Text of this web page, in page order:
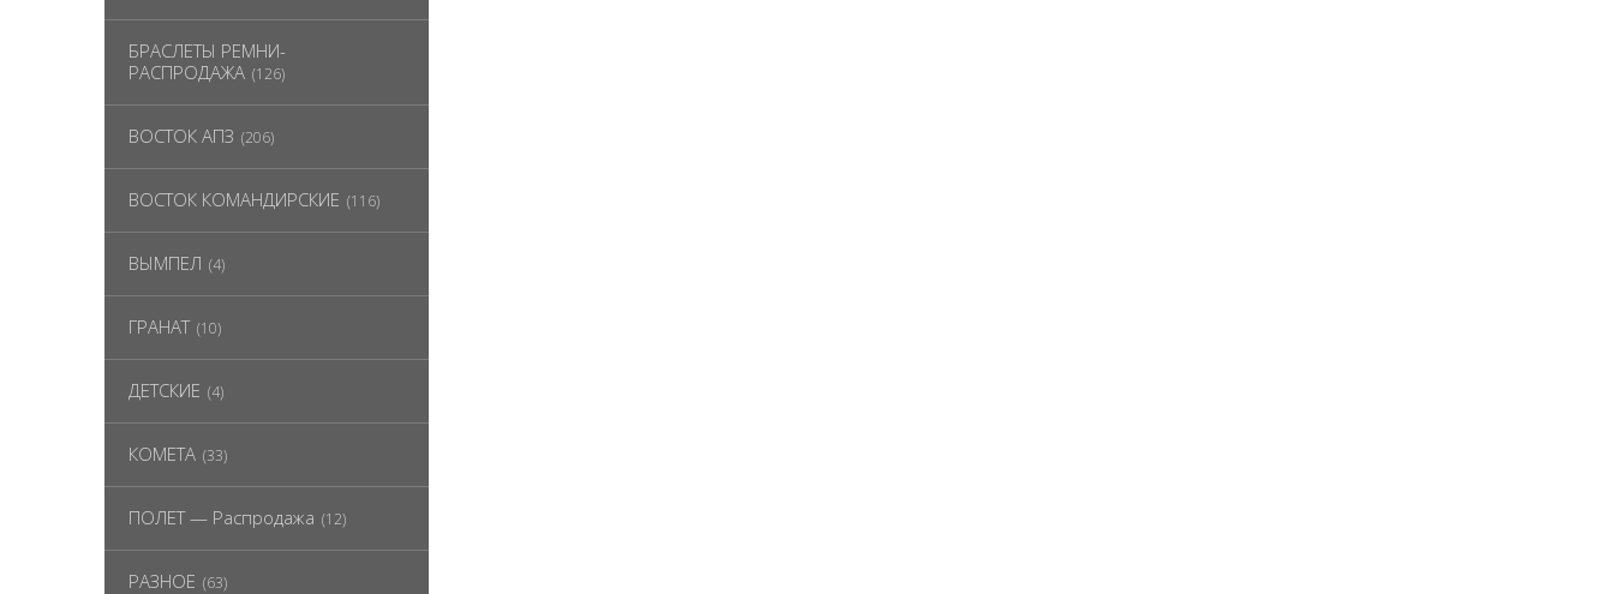
БРАСЛЕТЫ РЕМНИ-
РАСПРОДАЖА (126)
ВОСТОК АПЗ (206)
ВОСТОК КОМАНДИРСКИЕ (116)
ВЫМПЕЛ (4)
ГРАНАТ (10)
ДЕТСКИЕ (4)
КОМЕТА (33)
ПОЛЕТ — Распродажа (12)
РАЗНОЕ (63)